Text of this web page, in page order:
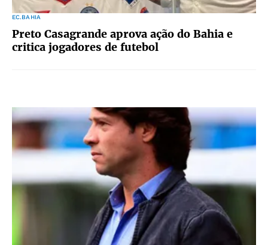
EC.BAHIA
Preto Casagrande aprova ação do Bahia e
critica jogadores de futebol